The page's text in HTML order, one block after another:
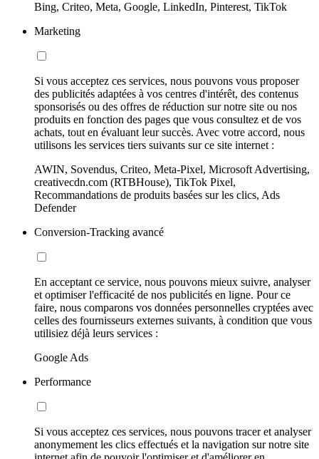
Bing, Criteo, Meta, Google, LinkedIn, Pinterest, TikTok
Marketing
Si vous acceptez ces services, nous pouvons vous proposer
des publicités adaptées à vos centres d'intérêt, des contenus
sponsorisés ou des offres de réduction sur notre site ou nos
produits en fonction des pages que vous consultez et de vos
achats, tout en évaluant leur succès. Avec votre accord, nous
utilisons les services tiers suivants sur ce site internet :
AWIN, Sovendus, Criteo, Meta-Pixel, Microsoft Advertising,
creativecdn.com (RTBHouse), TikTok Pixel,
Recommandations de produits basées sur les clics, Ads
Defender
Conversion-Tracking avancé
En acceptant ce service, nous pouvons mieux suivre, analyser
et optimiser l'efficacité de nos publicités en ligne. Pour ce
faire, nous comparons vos données personnelles cryptées avec
celles des fournisseurs externes suivants, à condition que vous
utilisiez déjà leurs services :
Google Ads
Performance
Si vous acceptez ces services, nous pouvons tracer et analyser
anonymement les clics effectués et la navigation sur notre site